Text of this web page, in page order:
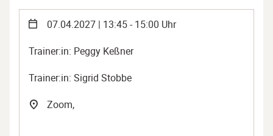
07.04.2027 | 13:45 - 15:00 Uhr
Trainer:in: Peggy Keßner
Trainer:in: Sigrid Stobbe
Zoom,